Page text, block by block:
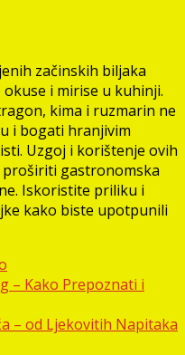
začinskih biljaka
i mirise u kuhinji.
kima i ruzmarin ne
i bogati hranjivim
Uzgoj i korištenje ovih
gastronomska
Iskoristite priliku i
kako biste upotpunili
– Kako Prepoznati i
– od Ljekovitih Napitaka